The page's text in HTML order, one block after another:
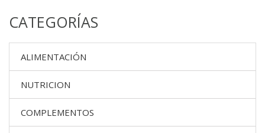
CATEGORÍAS
ALIMENTACIÓN
NUTRICION
COMPLEMENTOS